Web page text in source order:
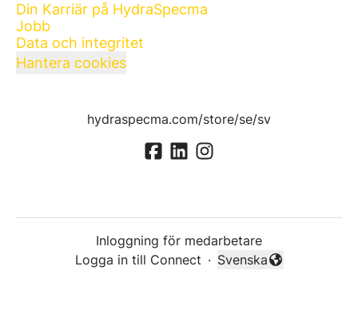
Din Karriär på HydraSpecma
Jobb
Data och integritet
Hantera cookies
hydraspecma.com/store/se/sv
Inloggning för medarbetare
Logga in till Connect ·
Byt språk
Svenska